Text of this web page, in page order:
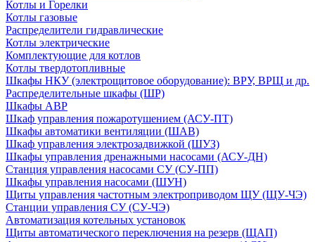
Котлы и Горелки
Котлы газовые
Распределители гидравлические
Котлы электрические
Комплектующие для котлов
Котлы твердотопливные
Шкафы НКУ (электрощитовое оборудование): ВРУ, ВРЩ и др.
Распределительные шкафы (ШР)
Шкафы АВР
Шкаф управления пожаротушением (АСУ-ПТ)
Шкафы автоматики вентиляции (ШАВ)
Шкаф управления электрозадвижкой (ШУЗ)
Шкафы управления дренажными насосами (АСУ-ДН)
Станция управления насосами СУ (СУ-ПП)
Шкафы управления насосами (ШУН)
Щиты управления частотным электроприводом ЩУ (ЩУ-ЧЭ)
Станции управления СУ (СУ-ЧЭ)
Автоматизация котельных установок
Щиты автоматического переключения на резерв (ЩАП)